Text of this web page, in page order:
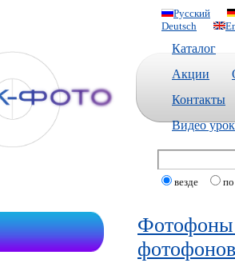
Русский
Deutsch
Каталог
Акции
Контакты
Видео
везде
Фотофоны
фотофонов